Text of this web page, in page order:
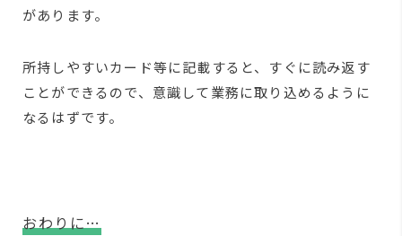
があります。
所持しやすいカード等に記載すると、すぐに読み返す
ことができるので、意識して業務に取り込めるように
なるはずです。
おわりに…